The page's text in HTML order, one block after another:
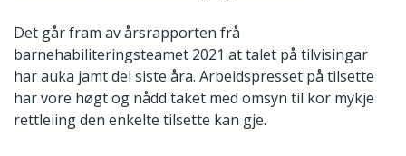
Det går fram av årsrapporten frå
barnehabiliteringsteamet 2021 at talet på tilvisingar
har auka jamt dei siste åra. Arbeidspresset på tilsette
har vore høgt og nådd taket med omsyn til kor mykje
rettleiing den enkelte tilsette kan gje.